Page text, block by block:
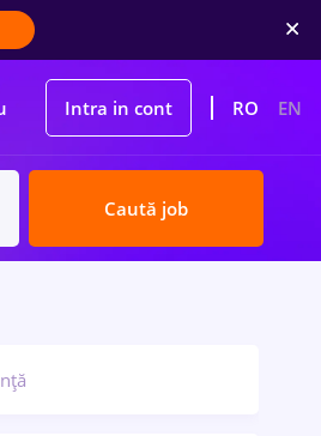
Intra in cont RO EN
Caută job